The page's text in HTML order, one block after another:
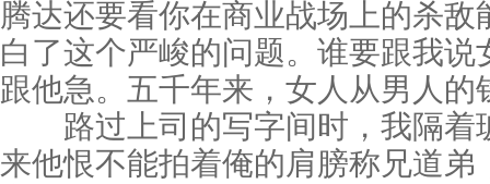
腾达还要看你在商业战场上的杀
白了这个严峻的问题。谁要跟我
跟他急。五千年来，女人从男人
路过上司的写字间时，我隔着
来他恨不能拍着俺的肩膀称兄道